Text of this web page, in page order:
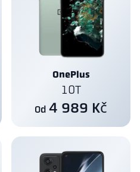
OnePlus
10T
Od 4 989 Kč